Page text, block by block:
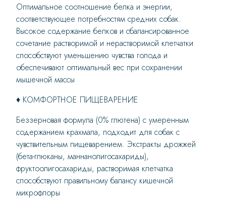
Оптимальное соотношение белка и энергии,
соответствующее потребностям средних собак.
Высокое содержание белков и сбалансированное
сочетание растворимой и нерастворимой клетчатки
способствуют уменьшению чувства голода и
обеспечивают оптимальный вес при сохранении
мышечной массы
♦ КОМФОРТНОЕ ПИЩЕВАРЕНИЕ
Беззерновая формула (0% глютена) с умеренным
содержанием крахмала, подходит для собак с
чувствительным пищеварением. Экстракты дрожжей
(бета-глюканы, маннанолигосахариды),
фруктоолигосахариды, растворимая клетчатка
способствуют правильному балансу кишечной
микрофлоры